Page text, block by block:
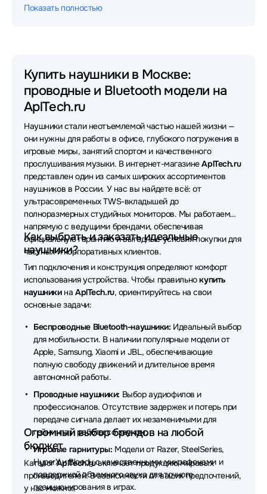
Наушники Oklick Наушники Sven
Наушники MONSTER
Наушники Apple Наушники Asus
Наушники FiiO Наушники Sennheiser
Наушники Samsung Наушники Bloody
Наушники UGREEN Наушники Poly
Наушники VT Наушники OneOdio
Наушники Bang&Olufsen Наушники Lenovo
Наушники SteelSeries Наушники Axtel
Наушники Rapoo
Наушники QCY Наушники Plantronics
Наушники REALME Наушники Acer
Наушники Havit
Наушники Genius Наушники SHURE
Наушники DENON Наушники Honor
Наушники Redragon Наушники Trust
Наушники MARSHALL Наушники TECNO
Показать полностью
Купить наушники в Москве:
проводные и Bluetooth модели на
AplTech.ru
Наушники стали неотъемлемой частью нашей жизни —
они нужны для работы в офисе, глубокого погружения в
игровые миры, занятий спортом и качественного
прослушивания музыки. В интернет-магазинеAplTech.ru
представлен один из самых широких ассортиментов
наушников в России. У нас вы найдете всё: от
ультрасовременных TWS-вкладышей до
полноразмерных студийных мониторов. Мы работаем
напрямую с ведущими брендами, обеспечивая
официальную гарантию и выгодные условия покупки для
частных и корпоративных клиентов.
Как выбрать и заказать идеальные
наушники?
Тип подключения и конструкция определяют комфорт
использования устройства. Чтобы правильнокупить
наушникина AplTech.ru, ориентируйтесь на свои
основные задачи:
Беспроводные Bluetooth-наушники: Идеальный выбор
для мобильности. В наличии популярные модели от
Apple, Samsung, Xiaomi и JBL, обеспечивающие
полную свободу движений и длительное время
автономной работы.
Проводные наушники: Выбор аудиофилов и
профессионалов. Отсутствие задержек и потерь при
передаче сигнала делает их незаменимыми для
гейминга и работы со звуком.
Игровые гарнитуры: Модели от Razer, SteelSeries,
HyperX и Bloody с качественными микрофонами и
поддержкой объемного звука для точного
позиционирования в играх.
Огромный выбор брендов на любой
бюджет
КаталогAplTech.ruвключает продукцию мировых
производителей. В зависимости от ваших предпочтений,
у нас можно: